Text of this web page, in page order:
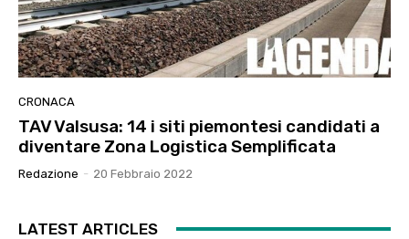
CRONACA
TAV Valsusa: 14 i siti piemontesi candidati a
diventare Zona Logistica Semplificata
Redazione - 20 Febbraio 2022
LATEST ARTICLES